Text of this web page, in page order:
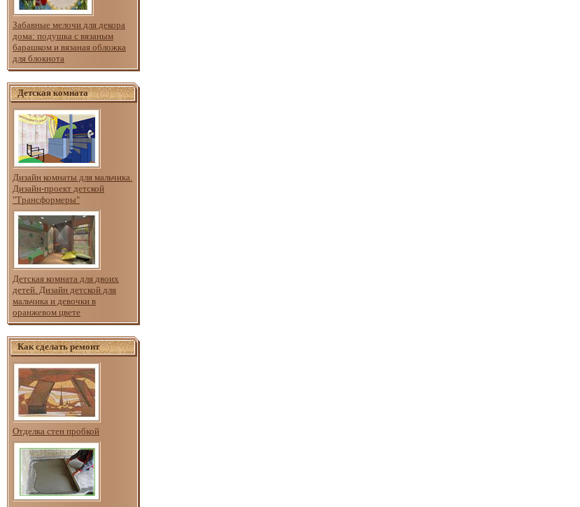
Забавные мелочи для декора
дома: подушка с вязаным
барашком и вязаная обложка
для блокнота
Детская комната
Дизайн комнаты для мальчика.
Дизайн-проект детской
"Трансформеры"
Детская комната для двоих
детей. Дизайн детской для
мальчика и девочки в
оранжевом цвете
Как сделать ремонт
Отделка стен пробкой